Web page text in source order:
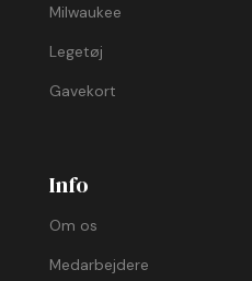
Milwaukee
Legetøj
Gavekort
Info
Om os
Medarbejdere